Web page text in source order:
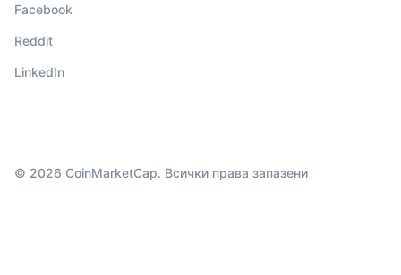
Facebook
Reddit
LinkedIn
© 2026 CoinMarketCap. Всички права запазени